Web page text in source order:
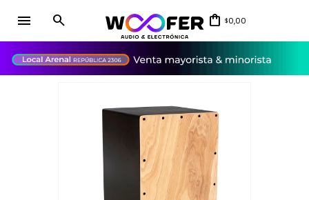
menu $0,00
close